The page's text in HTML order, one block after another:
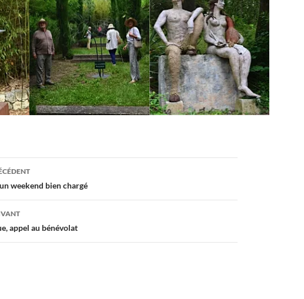
weekend bien chargé
appel au bénévolat